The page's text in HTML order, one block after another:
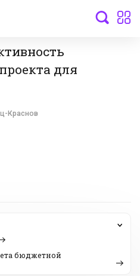
для
Краснов
бюджетной